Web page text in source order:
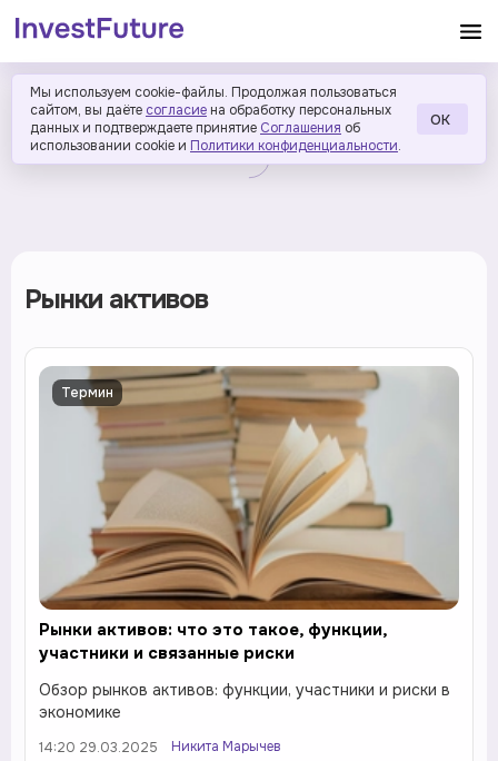
Мы используем cookie-файлы. Продолжая пользоваться
сайтом, вы даёте согласие на обработку персональных
данных и подтверждаете принятие Соглашения об
использовании cookie и Политики конфиденциальности.
ОК
Рынки активов
Термин
Рынки активов: что это такое, функции,
участники и связанные риски
Обзор рынков активов: функции, участники и риски в
экономике
14:20 29.03.2025 Никита Марычев